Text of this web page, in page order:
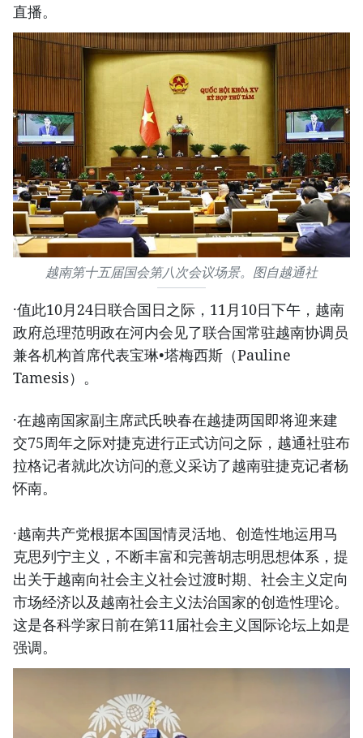
直播。
越南第十五届国会第八次会议场景。图自越通社
·值此10月24日联合国日之际，11月10日下午，越南
政府总理范明政在河内会见了联合国常驻越南协调员
兼各机构首席代表宝琳•塔梅西斯（Pauline
Tamesis）。
·在越南国家副主席武氏映春在越捷两国即将迎来建
交75周年之际对捷克进行正式访问之际，越通社驻布
拉格记者就此次访问的意义采访了越南驻捷克记者杨
怀南。
·越南共产党根据本国国情灵活地、创造性地运用马
克思列宁主义，不断丰富和完善胡志明思想体系，提
出关于越南向社会主义社会过渡时期、社会主义定向
市场经济以及越南社会主义法治国家的创造性理论。
这是各科学家日前在第11届社会主义国际论坛上如是
强调。